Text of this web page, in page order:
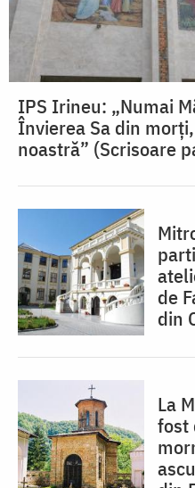
IPS Irineu: „Numai
Învierea Sa din
noastră” (Scrisoare
de
din
La
fost